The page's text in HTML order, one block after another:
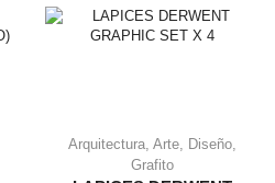
Arquitectura, Arte, Diseño,
Grafito